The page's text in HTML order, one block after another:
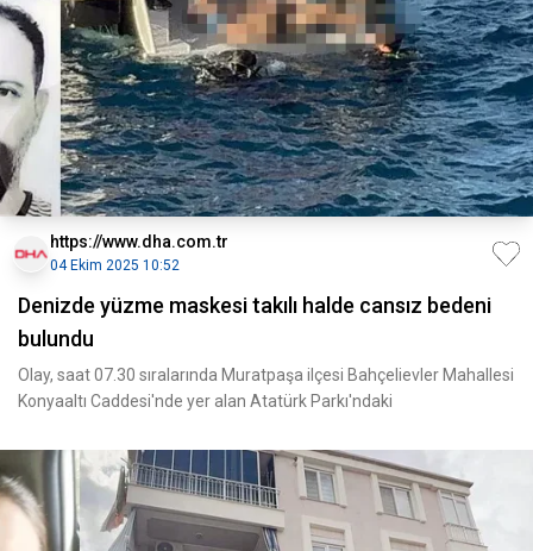
https://www.dha.com.tr
04 Ekim 2025 10:52
Denizde yüzme maskesi takılı halde cansız bedeni
bulundu
Olay, saat 07.30 sıralarında Muratpaşa ilçesi Bahçelievler Mahallesi
Konyaaltı Caddesi'nde yer alan Atatürk Parkı'ndaki